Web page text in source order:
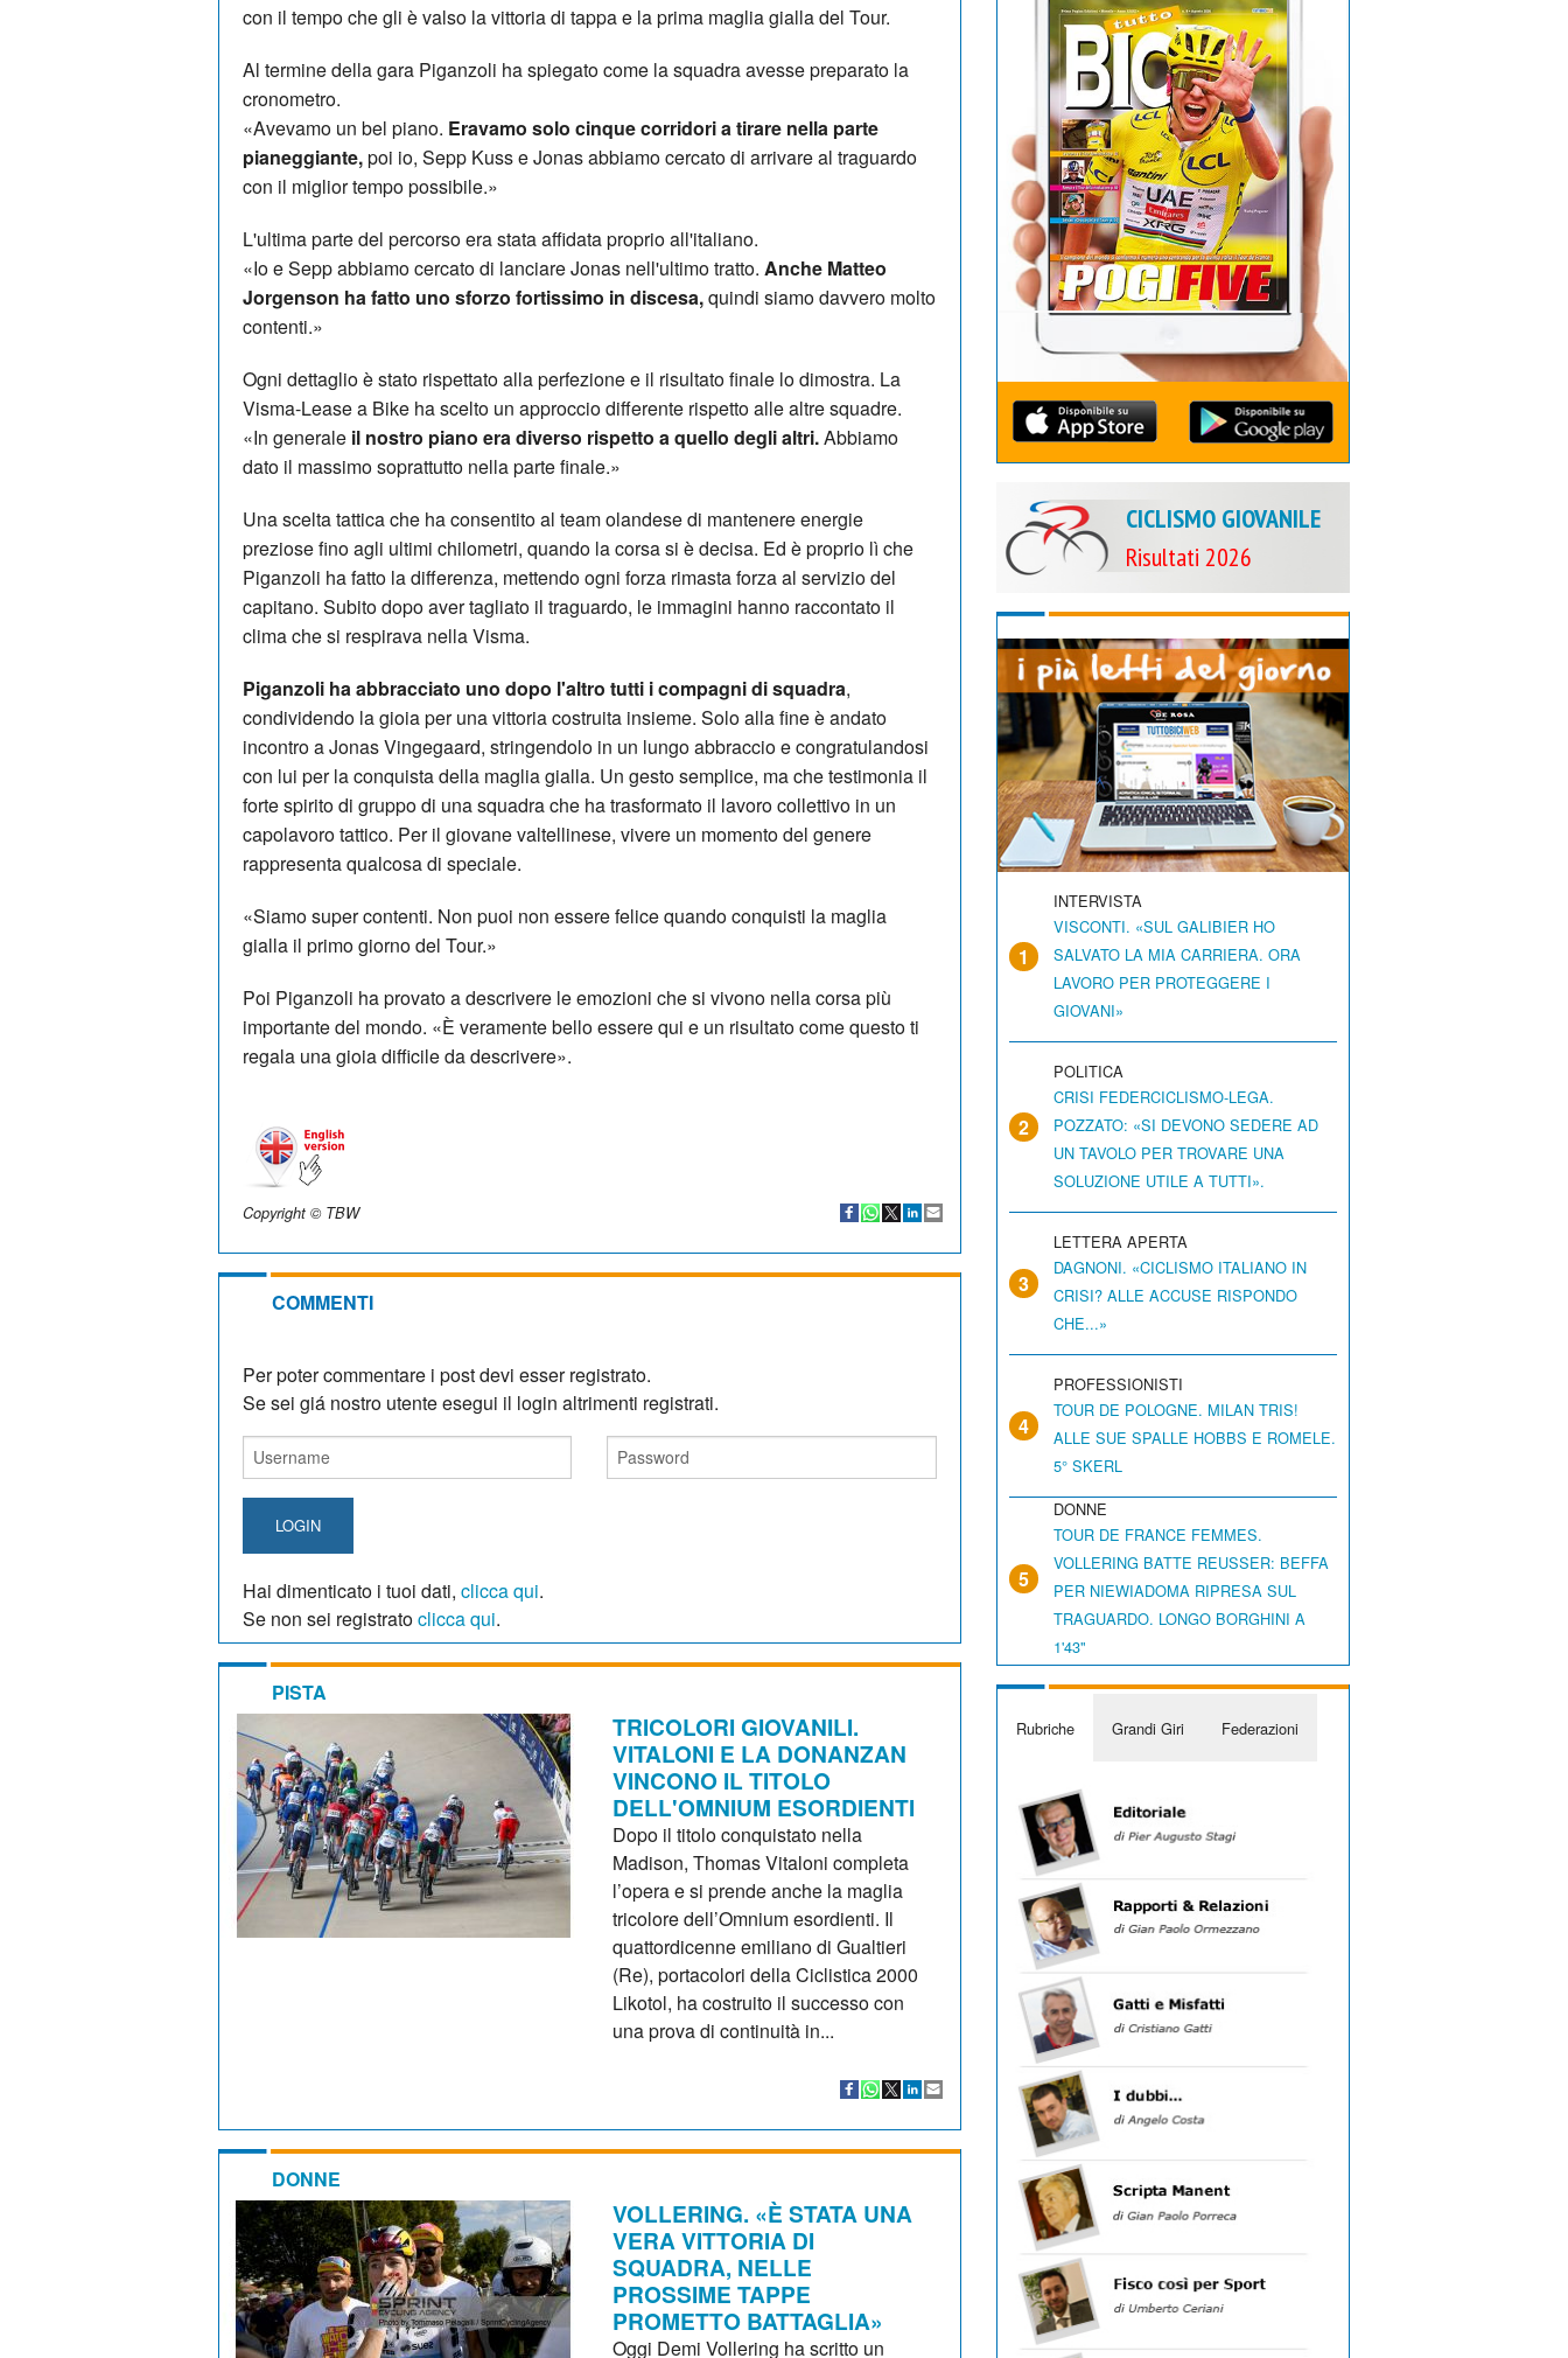
con il tempo che gli è valso la vittoria di tappa e la prima maglia gialla del Tour.
Al termine della gara Piganzoli ha spiegato come la squadra avesse preparato la
cronometro.
«Avevamo un bel piano. Eravamo solo cinque corridori a tirare nella parte
pianeggiante,poi io, Sepp Kuss e Jonas abbiamo cercato di arrivare al traguardo
con il miglior tempo possibile.»
L'ultima parte del percorso era stata affidata proprio all'italiano.
«Io e Sepp abbiamo cercato di lanciare Jonas nell'ultimo tratto. Anche Matteo
Jorgenson ha fatto uno sforzo fortissimo in discesa,quindi siamo davvero molto
contenti.»
Ogni dettaglio è stato rispettato alla perfezione e il risultato finale lo dimostra. La
Visma-Lease a Bike ha scelto un approccio differente rispetto alle altre squadre.
«In generale il nostro piano era diverso rispetto a quello degli altri.Abbiamo
dato il massimo soprattutto nella parte finale.»
Una scelta tattica che ha consentito al team olandese di mantenere energie
preziose fino agli ultimi chilometri, quando la corsa si è decisa. Ed è proprio lì che
Piganzoli ha fatto la differenza, mettendo ogni forza rimasta forza al servizio del
capitano. Subito dopo aver tagliato il traguardo, le immagini hanno raccontato il
clima che si respirava nella Visma.
Piganzoli ha abbracciato uno dopo l'altro tutti i compagni di squadra,
condividendo la gioia per una vittoria costruita insieme. Solo alla fine è andato
incontro a Jonas Vingegaard, stringendolo in un lungo abbraccio e congratulandosi
con lui per la conquista della maglia gialla. Un gesto semplice, ma che testimonia il
forte spirito di gruppo di una squadra che ha trasformato il lavoro collettivo in un
capolavoro tattico. Per il giovane valtellinese, vivere un momento del genere
rappresenta qualcosa di speciale.
«Siamo super contenti. Non puoi non essere felice quando conquisti la maglia
gialla il primo giorno del Tour.»
Poi Piganzoli ha provato a descrivere le emozioni che si vivono nella corsa più
importante del mondo. «È veramente bello essere qui e un risultato come questo ti
regala una gioia difficile da descrivere».
Copyright © TBW
COMMENTI
Per poter commentare i post devi esser registrato.
Se sei giá nostro utente esegui il login altrimenti registrati.
LOGIN
Hai dimenticato i tuoi dati, clicca qui.
Se non sei registratoclicca qui.
PISTA
TRICOLORI GIOVANILI.
VITALONI E LA DONANZAN
VINCONO IL TITOLO
DELL'OMNIUM ESORDIENTI
Dopo il titolo conquistato nella
Madison, Thomas Vitaloni completa
l’opera e si prende anche la maglia
tricolore dell’Omnium esordienti. Il
quattordicenne emiliano di Gualtieri
(Re), portacolori della Ciclistica 2000
Likotol, ha costruito il successo con
una prova di continuità in...
DONNE
VOLLERING. «È STATA UNA
VERA VITTORIA DI
SQUADRA, NELLE
PROSSIME TAPPE
PROMETTO BATTAGLIA»
Oggi Demi Vollering ha scritto un
CICLISMO GIOVANILE
Risultati 2026
1
INTERVISTA
VISCONTI. «SUL GALIBIER HO
SALVATO LA MIA CARRIERA. ORA
LAVORO PER PROTEGGERE I
GIOVANI»
2
POLITICA
CRISI FEDERCICLISMO-LEGA.
POZZATO: «SI DEVONO SEDERE AD
UN TAVOLO PER TROVARE UNA
SOLUZIONE UTILE A TUTTI».
3
LETTERA APERTA
DAGNONI. «CICLISMO ITALIANO IN
CRISI? ALLE ACCUSE RISPONDO
CHE...»
4
PROFESSIONISTI
TOUR DE POLOGNE. MILAN TRIS!
ALLE SUE SPALLE HOBBS E ROMELE.
5° SKERL
5
DONNE
TOUR DE FRANCE FEMMES.
VOLLERING BATTE REUSSER: BEFFA
PER NIEWIADOMA RIPRESA SUL
TRAGUARDO. LONGO BORGHINI A
1'43"
Rubriche Grandi Giri Federazioni